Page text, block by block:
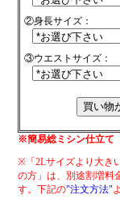
②身長サイズ：
③ウエストサイズ：
※簡易総ミシン仕立て
※「2Lサイズより大き
の方」は、別途割増料
す。下記の"注文方法"